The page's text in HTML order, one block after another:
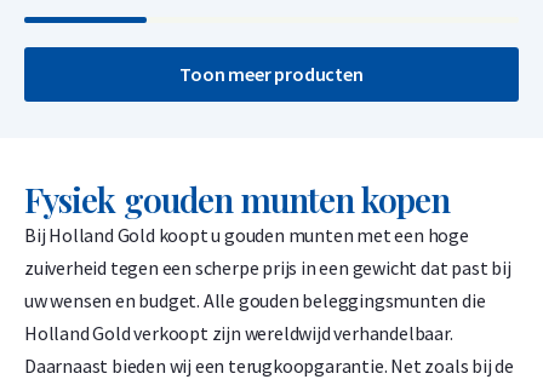
Toon meer producten
Fysiek gouden munten kopen
Bij Holland Gold koopt u gouden munten met een hoge
zuiverheid tegen een scherpe prijs in een gewicht dat past bij
uw wensen en budget. Alle gouden beleggingsmunten die
Holland Gold verkoopt zijn wereldwijd verhandelbaar.
Daarnaast bieden wij een terugkoopgarantie. Net zoals bij de